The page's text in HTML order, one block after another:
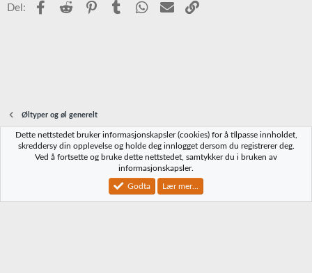
Del: Facebook
Reddit PinterestTumblr WhatsApp
E-post
Øltyper og øl generelt
Norbrygg-default
Vilkår og regler Personvernregler
Community platform by XenForo® © 2010-2023 XenForo Ltd.
Dette nettstedet bruker informasjonskapsler (cookies) for å tilpasse innholdet,
skreddersy din opplevelse og holde deg innlogget dersom du registrerer deg.
Ved å fortsette og bruke dette nettstedet, samtykker du i bruken av
informasjonskapsler.
Godta Lær mer...